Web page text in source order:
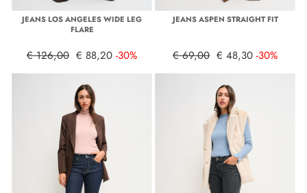
JEANS LOS ANGELES WIDE LEG
FLARE
€ 126,00 € 88,20 -30%
JEANS ASPEN STRAIGHT FIT
€ 69,00 € 48,30 -30%